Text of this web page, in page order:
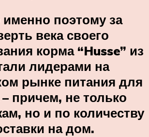
поэтому за
века своего
корма “Husse” из
лидерами на
рынке питания для
причем, не только
но и по количеству
на дом.